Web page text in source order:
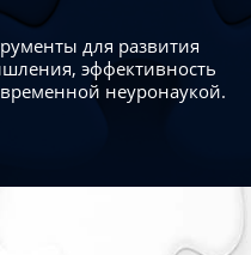
для развития
эффективность
неуронаукой.